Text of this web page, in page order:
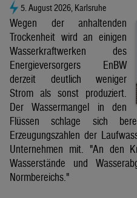
5. August 2026, Karlsruhe
Wegen der anhaltenden
Trockenheit wird an einigen
Wasserkraftwerken des
Energieversorgers EnBW
derzeit deutlich weniger
Strom als sonst produziert.
Der Wassermangel in den
Flüssen schlage sich
Erzeugungszahlen der
Unternehmen mit. "An den
Wasserstände und
Normbereichs."